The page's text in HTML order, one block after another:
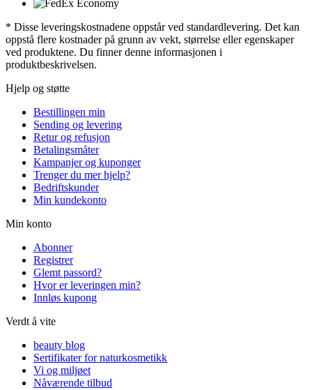
* Disse leveringskostnadene oppstår ved standardlevering. Det kan
oppstå flere kostnader på grunn av vekt, størrelse eller egenskaper
ved produktene. Du finner denne informasjonen i
produktbeskrivelsen.
Hjelp og støtte
Bestillingen min
Sending og levering
Retur og refusjon
Betalingsmåter
Kampanjer og kuponger
Trenger du mer hjelp?
Bedriftskunder
Min kundekonto
Min konto
Abonner
Registrer
Glemt passord?
Hvor er leveringen min?
Innløs kupong
Verdt å vite
beauty blog
Sertifikater for naturkosmetikk
Vi og miljøet
Nåværende tilbud